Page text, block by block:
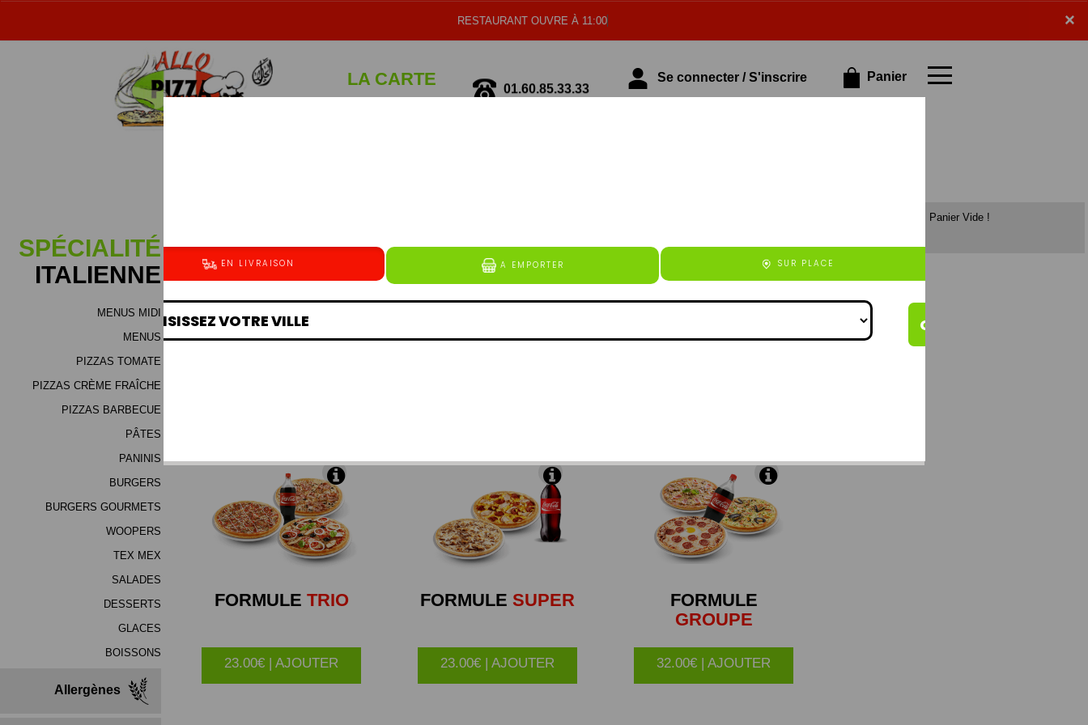
×
RESTAURANT OUVRE À 11:00
LA CARTE Se connecter / S'inscrire Panier
×
SPÉCIALITÉ
ITALIENNE
MENUS MIDI
MENUS
PIZZAS TOMATE
PIZZAS CRÈME FRAÎCHE
PIZZAS BARBECUE
PÂTES
PANINIS
BURGERS
BURGERS GOURMETS
WOOPERS
TEX MEX
SALADES
DESSERTS
GLACES
BOISSONS
Allergènes
MENUS
Jambon (bloc de dinde), merguez (à base de boeuf et de volaille), lardons (bâtonnet de veau),
fromage (mélange de haute qualité de mozarella rapé et de substitut de fromage), chorizo (à base de
FORMULE TRIO
23.00€ | AJOUTER
FORMULE SUPER
23.00€ | AJOUTER
FORMULE
GROUPE
32.00€ | AJOUTER
Panier Vide !